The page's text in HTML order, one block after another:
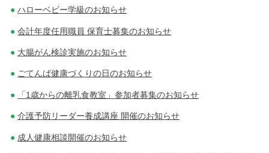
ハローベビー学級のお知らせ
会計年度任用職員 保育士募集のお知らせ
大腸がん検診実施のお知らせ
ごてんば健康づくりの日のお知らせ
「1歳からの離乳食教室」参加者募集のお知らせ
介護予防リーダー養成講座 開催のお知らせ
成人健康相談開催のお知らせ